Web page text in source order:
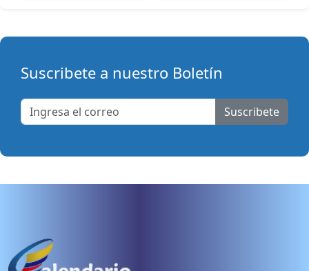
Suscribete a nuestro Boletín
Suscribete